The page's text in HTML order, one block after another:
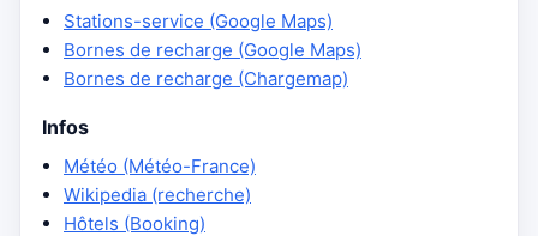
Stations-service (Google Maps)
Bornes de recharge (Google Maps)
Bornes de recharge (Chargemap)
Infos
Météo (Météo-France)
Wikipedia (recherche)
Hôtels (Booking)